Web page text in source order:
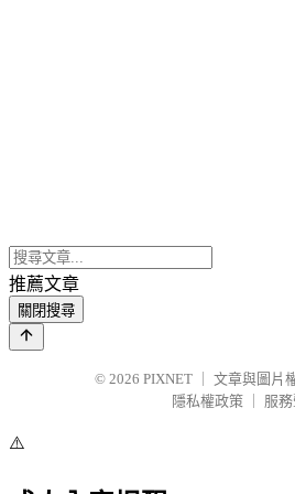
推薦文章
關閉搜尋
© 2026 PIXNET
文章與圖片
隱私權政策
服
⚠️